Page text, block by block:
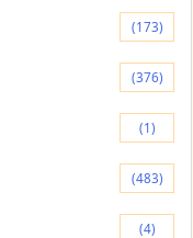
(173)
(376)
(1)
(483)
(4)